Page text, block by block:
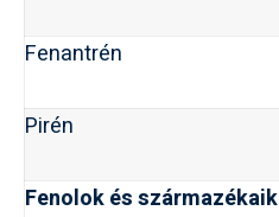
Fenantrén
Pirén
Fenolok és származékaik